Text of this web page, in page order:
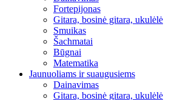
Fortepijonas
Gitara, bosinė gitara, ukulėlė
Smuikas
Šachmatai
Būgnai
Matematika
Jaunuoliams ir suaugusiems
Dainavimas
Gitara, bosinė gitara, ukulėlė